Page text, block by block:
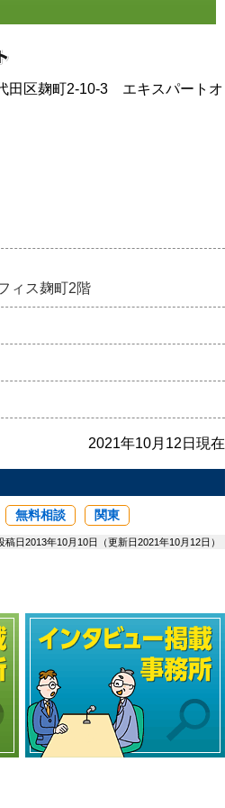
田区麹町2-10-3 エキスパートオ
ィス麹町2階
2021年10月12日現在
無料相談 関東
稿日2013年10月10日（更新日2021年10月12日）